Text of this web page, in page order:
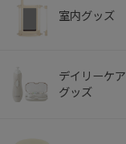
室内グッズ
デイリーケア
グッズ